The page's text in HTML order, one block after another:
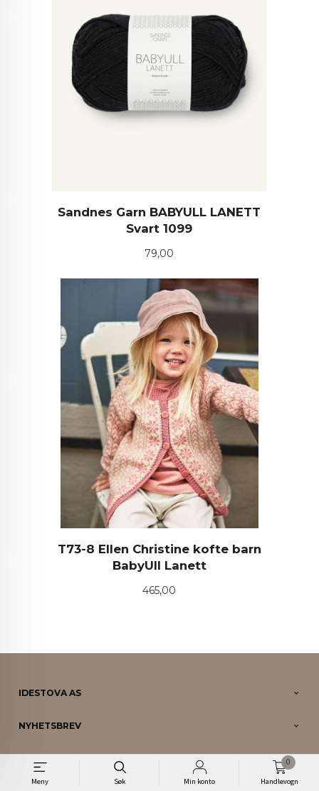
Meny Søk Min konto Handlevogn
0
Sandnes Garn BABYULL LANETT
Svart 1099
Pris
79,00
T73-8 Ellen Christine kofte barn
BabyUll Lanett
Pris
465,00
IDESTOVA AS
NYHETSBREV
DIN KONTO